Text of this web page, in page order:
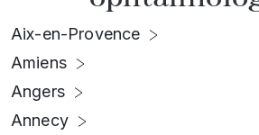
Aix-en-Provence
Amiens
Angers
Annecy